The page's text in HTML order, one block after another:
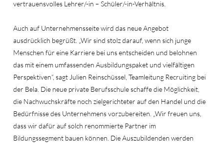
vertrauensvolles Lehrer/-in – Schüler/-in-Verhältnis.
Auch auf Unternehmensseite wird das neue Angebot
ausdrücklich begrüßt. „Wir sind stolz darauf, wenn sich junge
Menschen für eine Karriere bei uns entscheiden und belohnen
das mit einem umfassenden Ausbildungspaket und vielfältigen
Perspektiven“, sagt Julien Reinschüssel, Teamleitung Recruiting bei
der Bela. Die neue private Berufsschule schaffe die Möglichkeit,
die Nachwuchskräfte noch zielgerichteter auf den Handel und die
Bedürfnisse des Unternehmens vorzubereiten. „Wir freuen uns,
dass wir dafür auf solch renommierte Partner im
Bildungssegment bauen können. Die Auszubildenden werden